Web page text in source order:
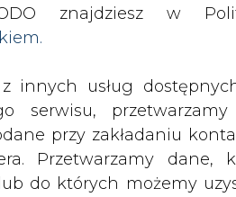
znajdziesz w
innych usług
serwisu,
przy zakładaniu
Przetwarzamy dane,
do których możemy
skomentuj udostępnij: